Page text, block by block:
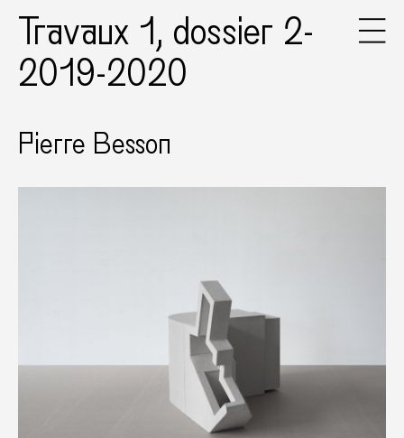
Travaux 1, dossier 2-
2019-2020
Pierre Besson